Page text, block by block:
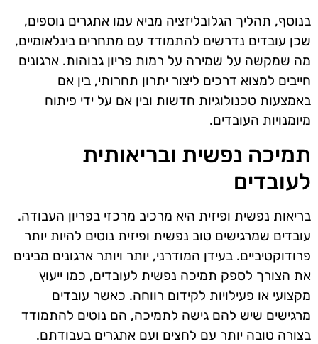
בנוסף, תהליך הגלובליזציה מביא עמו אתגרים נוספים,
שכן עובדים נדרשים להתמודד עם מתחרים בינלאומיים,
מה שמקשה על שמירה על רמות פריון גבוהות. ארגונים
חייבים למצוא דרכים ליצור יתרון תחרותי, בין אם
באמצעות טכנולוגיות חדשות ובין אם על ידי פיתוח
מיומנויות העובדים.
תמיכה נפשית ובריאותית
לעובדים
בריאות נפשית ופיזית היא מרכיב מרכזי בפריון העבודה.
עובדים שמרגישים טוב נפשית ופיזית נוטים להיות יותר
פרודוקטיביים. בעידן המודרני, יותר ויותר ארגונים מבינים
את הצורך לספק תמיכה נפשית לעובדים, כמו ייעוץ
מקצועי או פעילויות לקידום רווחה. כאשר עובדים
מרגישים שיש להם גישה לתמיכה, הם נוטים להתמודד
בצורה טובה יותר עם לחצים ועם אתגרים בעבודתם.